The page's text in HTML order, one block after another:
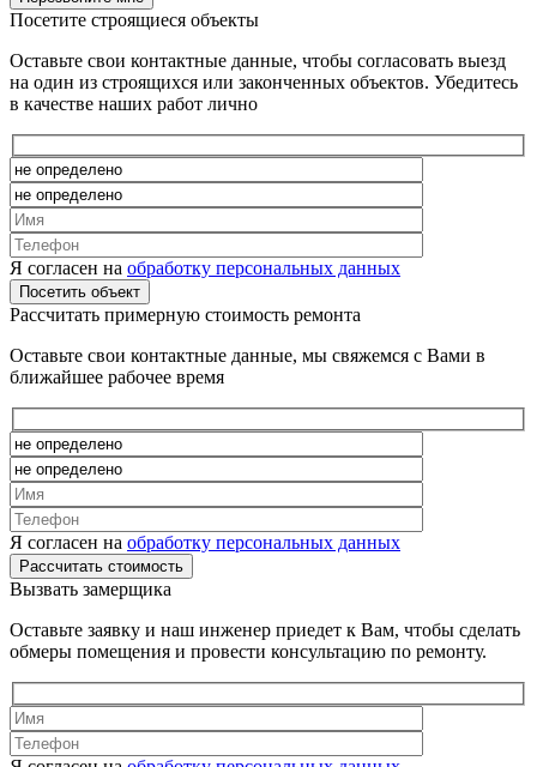
Посетите строящиеся объекты
Оставьте свои контактные данные, чтобы согласовать выезд
на один из строящихся или законченных объектов. Убедитесь
в качестве наших работ лично
Я согласен на обработку персональных данных
Рассчитать примерную стоимость ремонта
Оставьте свои контактные данные, мы свяжемся с Вами в
ближайшее рабочее время
Я согласен на обработку персональных данных
Вызвать замерщика
Оставьте заявку и наш инженер приедет к Вам, чтобы сделать
обмеры помещения и провести консультацию по ремонту.